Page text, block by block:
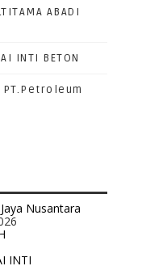
ABADI
INTI BETON
Nusantara
INTI